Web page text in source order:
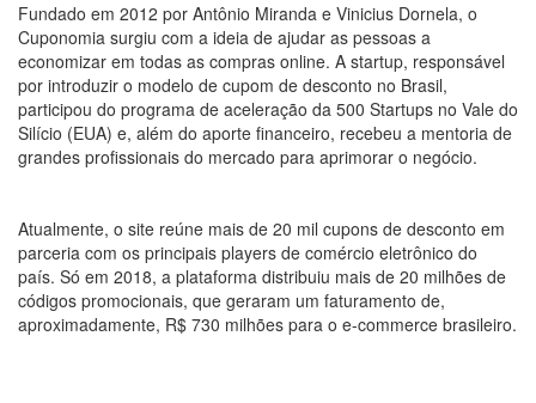
Fundado em 2012 por Antônio Miranda e Vinicius Dornela, o
Cuponomia surgiu com a ideia de ajudar as pessoas a
economizar em todas as compras online. A startup, responsável
por introduzir o modelo de cupom de desconto no Brasil,
participou do programa de aceleração da 500 Startups no Vale do
Silício (EUA) e, além do aporte financeiro, recebeu a mentoria de
grandes profissionais do mercado para aprimorar o negócio.
Atualmente, o site reúne mais de 20 mil cupons de desconto em
parceria com os principais players de comércio eletrônico do
país. Só em 2018, a plataforma distribuiu mais de 20 milhões de
códigos promocionais, que geraram um faturamento de,
aproximadamente, R$ 730 milhões para o e-commerce brasileiro.